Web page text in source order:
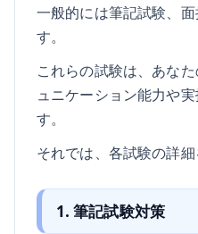
一般的には筆記試験、
す。
これらの試験は、あな
ュニケーション能力や
す。
それでは、各試験の詳細
1. 筆記試験対策